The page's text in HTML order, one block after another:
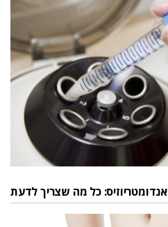
אנדומטריוזיס: כל מה שצריך לדעת